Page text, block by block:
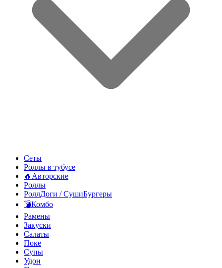
Сеты
Роллы в тубусе
🔥Авторские
Роллы
РоллДоги / СушиБургеры
💣Комбо
Рамены
Закуски
Салаты
Поке
Супы
Удон